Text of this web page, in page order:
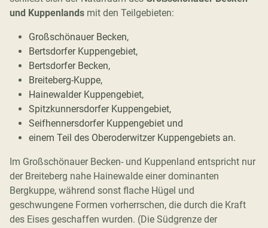
und Kuppenlands mit den Teilgebieten:
Großschönauer Becken,
Bertsdorfer Kuppengebiet,
Bertsdorfer Becken,
Breiteberg-Kuppe,
Hainewalder Kuppengebiet,
Spitzkunnersdorfer Kuppengebiet,
Seifhennersdorfer Kuppengebiet und
einem Teil des Oberoderwitzer Kuppengebiets an.
Im Großschönauer Becken- und Kuppenland entspricht nur
der Breiteberg nahe Hainewalde einer dominanten
Bergkuppe, während sonst flache Hügel und
geschwungene Formen vorherrschen, die durch die Kraft
des Eises geschaffen wurden. (Die Südgrenze der